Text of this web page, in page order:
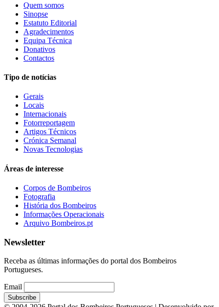
Quem somos
Sinopse
Estatuto Editorial
Agradecimentos
Equipa Técnica
Donativos
Contactos
Tipo de notícias
Gerais
Locais
Internacionais
Fotorreportagem
Artigos Técnicos
Crónica Semanal
Novas Tecnologias
Áreas de interesse
Corpos de Bombeiros
Fotografia
História dos Bombeiros
Informações Operacionais
Arquivo Bombeiros.pt
Newsletter
Receba as últimas informações do portal dos Bombeiros
Portugueses.
Email